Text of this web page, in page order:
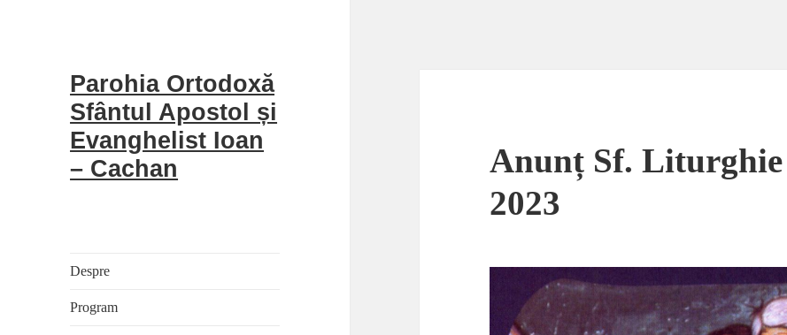
Parohia Ortodoxă
Sfântul Apostol și
Evanghelist Ioan
– Cachan
Despre
Program
Anunț Sf.
2023